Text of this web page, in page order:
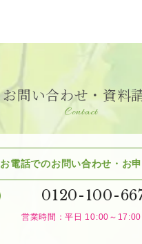
お問い合わせ・資料
Contact
お電話でのお問い合わせ・お
0120-100-
営業時間：平日 10:00～17:00